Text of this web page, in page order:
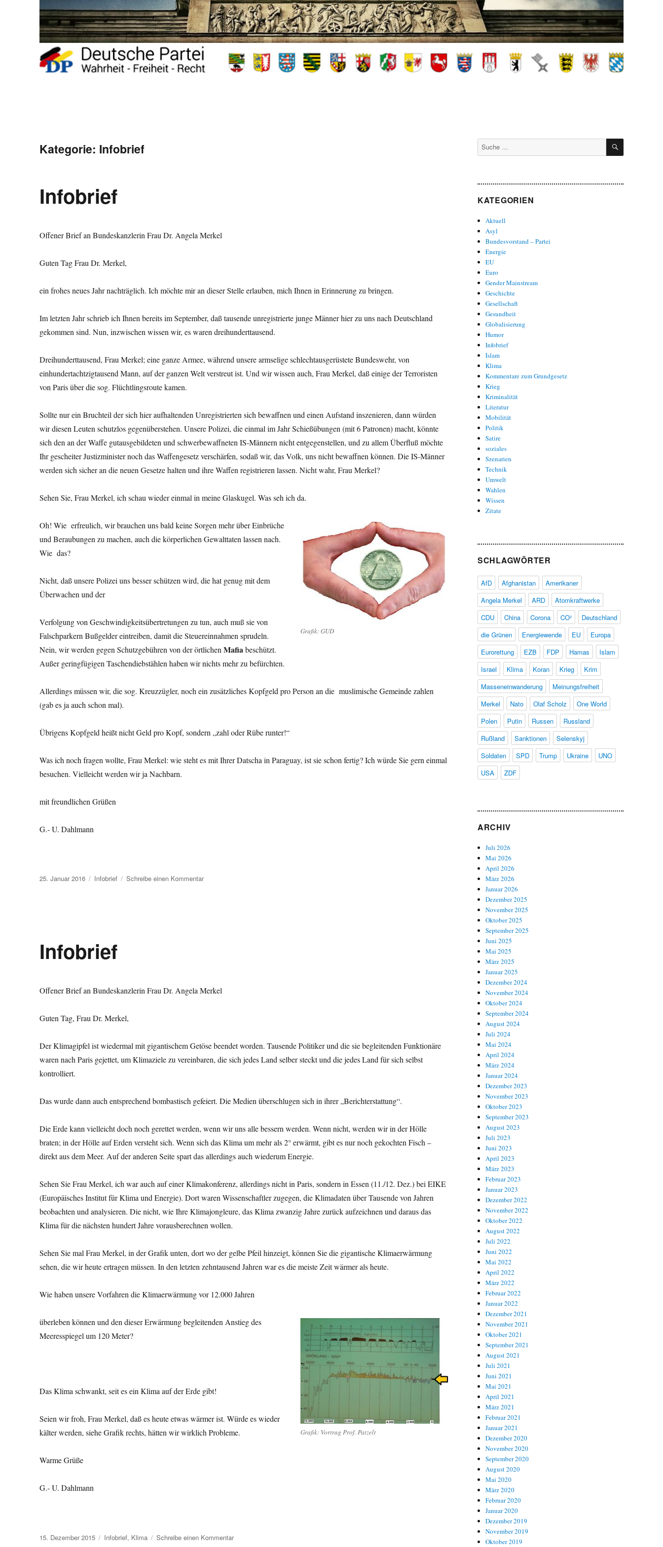
Kategorie: Infobrief
Infobrief
Offener Brief an Bundeskanzlerin Frau Dr. Angela Merkel
Guten Tag Frau Dr. Merkel,
ein frohes neues Jahr nachträglich. Ich möchte mir an dieser Stelle erlauben, mich Ihnen in Erinnerung zu bringen.
Im letzten Jahr schrieb ich Ihnen bereits im September, daß tausende unregistrierte junge Männer hier zu uns nach Deutschland
gekommen sind. Nun, inzwischen wissen wir, es waren dreihunderttausend.
Dreihunderttausend, Frau Merkel; eine ganze Armee, während unsere armselige schlechtausgerüstete Bundeswehr, von
einhundertachtzigtausend Mann, auf der ganzen Welt verstreut ist. Und wir wissen auch, Frau Merkel, daß einige der Terroristen
von Paris über die sog. Flüchtlingsroute kamen.
Sollte nur ein Bruchteil der sich hier aufhaltenden Unregistrierten sich bewaffnen und einen Aufstand inszenieren, dann würden
wir diesen Leuten schutzlos gegenüberstehen. Unsere Polizei, die einmal im Jahr Schießübungen (mit 6 Patronen) macht, könnte
sich den an der Waffe gutausgebildeten und schwerbewaffneten IS-Männern nicht entgegenstellen, und zu allem Überfluß möchte
Ihr gescheiter Justizminister noch das Waffengesetz verschärfen, sodaß wir, das Volk, uns nicht bewaffnen können. Die IS-Männer
werden sich sicher an die neuen Gesetze halten und ihre Waffen registrieren lassen. Nicht wahr, Frau Merkel?
Sehen Sie, Frau Merkel, ich schau wieder einmal in meine Glaskugel. Was seh ich da.
Grafik: GUD
Oh! Wie erfreulich, wir brauchen uns bald keine Sorgen mehr über Einbrüche
und Beraubungen zu machen, auch die körperlichen Gewalttaten lassen nach.
Wie das?
Nicht, daß unsere Polizei uns besser schützen wird, die hat genug mit dem
Überwachen und der
Verfolgung von Geschwindigkeitsübertretungen zu tun, auch muß sie von
Falschparkern Bußgelder eintreiben, damit die Steuereinnahmen sprudeln.
Nein, wir werden gegen Schutzgebühren von der örtlichenMafiabeschützt.
Außer geringfügigen Taschendiebstählen haben wir nichts mehr zu befürchten.
Allerdings müssen wir, die sog. Kreuzzügler, noch ein zusätzliches Kopfgeld pro Person an die muslimische Gemeinde zahlen
(gab es ja auch schon mal).
Übrigens Kopfgeld heißt nicht Geld pro Kopf, sondern „zahl oder Rübe runter!“
Was ich noch fragen wollte, Frau Merkel: wie steht es mit Ihrer Datscha in Paraguay, ist sie schon fertig? Ich würde Sie gern einmal
besuchen. Vielleicht werden wir ja Nachbarn.
mit freundlichen Grüßen
G.- U. Dahlmann
Veröffentlicht
25. Januar 2016 Kategorien
Infobrief Schreibe einen Kommentarzu
Infobrief
Offener Brief an Bundeskanzlerin Frau Dr. Angela Merkel
Guten Tag, Frau Dr. Merkel,
Der Klimagipfel ist wiedermal mit gigantischem Getöse beendet worden. Tausende Politiker und die sie begleitenden Funktionäre
waren nach Paris gejettet, um Klimaziele zu vereinbaren, die sich jedes Land selber steckt und die jedes Land für sich selbst
kontrolliert.
Das wurde dann auch entsprechend bombastisch gefeiert. Die Medien überschlugen sich in ihrer „Berichterstattung“.
Die Erde kann vielleicht doch noch gerettet werden, wenn wir uns alle bessern werden. Wenn nicht, werden wir in der Hölle
braten; in der Hölle auf Erden versteht sich. Wenn sich das Klima um mehr als 2° erwärmt, gibt es nur noch gekochten Fisch –
direkt aus dem Meer. Auf der anderen Seite spart das allerdings auch wiederum Energie.
Sehen Sie Frau Merkel, ich war auch auf einer Klimakonferenz, allerdings nicht in Paris, sondern in Essen (11./12. Dez.) bei EIKE
(Europäisches Institut für Klima und Energie). Dort waren Wissenschaftler zugegen, die Klimadaten über Tausende von Jahren
beobachten und analysieren. Die nicht, wie Ihre Klimajongleure, das Klima zwanzig Jahre zurück aufzeichnen und daraus das
Klima für die nächsten hundert Jahre vorausberechnen wollen.
Sehen Sie mal Frau Merkel, in der Grafik unten, dort wo der gelbe Pfeil hinzeigt, können Sie die gigantische Klimaerwärmung
sehen, die wir heute ertragen müssen. In den letzten zehntausend Jahren war es die meiste Zeit wärmer als heute.
Wie haben unsere Vorfahren die Klimaerwärmung vor 12.000 Jahren
Grafik: Vortrag Prof. Patzelt
überleben können und den dieser Erwärmung begleitenden Anstieg des
Meeresspiegel um 120 Meter?
Das Klima schwankt, seit es ein Klima auf der Erde gibt!
Seien wir froh, Frau Merkel, daß es heute etwas wärmer ist. Würde es wieder
kälter werden, siehe Grafik rechts, hätten wir wirklich Probleme.
Warme Grüße
G.- U. Dahlmann
Veröffentlicht
15. Dezember 2015 Kategorien
Infobrief, Klima Schreibe einen Kommentarzu
Suche
nach:
SUCHEN
KATEGORIEN
Aktuell
Asyl
Bundesvorstand – Partei
Energie
EU
Euro
Gender Mainstream
Geschichte
Gesellschaft
Gesundheit
Globalisierung
Humor
Infobrief
Islam
Klima
Kommentare zum Grundgesetz
Krieg
Kriminalität
Literatur
Mobilität
Politik
Satire
soziales
Szenarien
Technik
Umwelt
Wahlen
Wissen
Zitate
SCHLAGWÖRTER
AfD Afghanistan
Amerikaner
Angela Merkel
ARD
Atomkraftwerke
CDU
China Corona CO²
Deutschland
die Grünen
Energiewende EU
Europa
Eurorettung
EZB FDP Hamas
Islam
Israel
Klima Koran Krieg
Krim
Masseneinwanderung
Meinungsfreiheit
Merkel
Nato Olaf Scholz
One World
Polen
Putin Russen
Russland
Rußland
Sanktionen
Selenskyj
Soldaten
SPD Trump Ukraine
UNO
USA
ZDF
ARCHIV
Juli 2026
Mai 2026
April 2026
März 2026
Januar 2026
Dezember 2025
November 2025
Oktober 2025
September 2025
Juni 2025
Mai 2025
März 2025
Januar 2025
Dezember 2024
November 2024
Oktober 2024
September 2024
August 2024
Juli 2024
Mai 2024
April 2024
März 2024
Januar 2024
Dezember 2023
November 2023
Oktober 2023
September 2023
August 2023
Juli 2023
Juni 2023
April 2023
März 2023
Februar 2023
Januar 2023
Dezember 2022
November 2022
Oktober 2022
August 2022
Juli 2022
Juni 2022
Mai 2022
April 2022
März 2022
Februar 2022
Januar 2022
Dezember 2021
November 2021
Oktober 2021
September 2021
August 2021
Juli 2021
Juni 2021
Mai 2021
April 2021
März 2021
Februar 2021
Januar 2021
Dezember 2020
November 2020
September 2020
August 2020
Mai 2020
März 2020
Februar 2020
Januar 2020
Dezember 2019
November 2019
Oktober 2019